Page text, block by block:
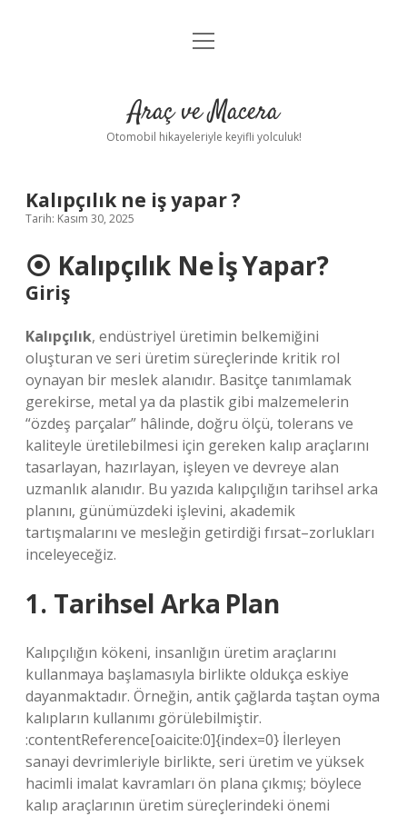
Anasayfa
Yasal Uyarı
menüyü
Araç ve Macera
Otomobil hikayeleriyle keyifli yolculuk!
Kalıpçılık ne iş yapar ?
Tarih: Kasım 30, 2025
⦿ Kalıpçılık Ne İş Yapar?
Giriş
Kalıpçılık, endüstriyel üretimin belkemiğini
oluşturan ve seri üretim süreçlerinde kritik rol
oynayan bir meslek alanıdır. Basitçe tanımlamak
gerekirse, metal ya da plastik gibi malzemelerin
“özdeş parçalar” hâlinde, doğru ölçü, tolerans ve
kaliteyle üretilebilmesi için gereken kalıp araçlarını
tasarlayan, hazırlayan, işleyen ve devreye alan
uzmanlık alanıdır. Bu yazıda kalıpçılığın tarihsel arka
planını, günümüzdeki işlevini, akademik
tartışmalarını ve mesleğin getirdiği fırsat–zorlukları
inceleyeceğiz.
1. Tarihsel Arka Plan
Kalıpçılığın kökeni, insanlığın üretim araçlarını
kullanmaya başlamasıyla birlikte oldukça eskiye
dayanmaktadır. Örneğin, antik çağlarda taştan oyma
kalıpların kullanımı görülebilmiştir.
:contentReference[oaicite:0]{index=0} İlerleyen
sanayi devrimleriyle birlikte, seri üretim ve yüksek
hacimli imalat kavramları ön plana çıkmış; böylece
kalıp araçlarının üretim süreçlerindeki önemi